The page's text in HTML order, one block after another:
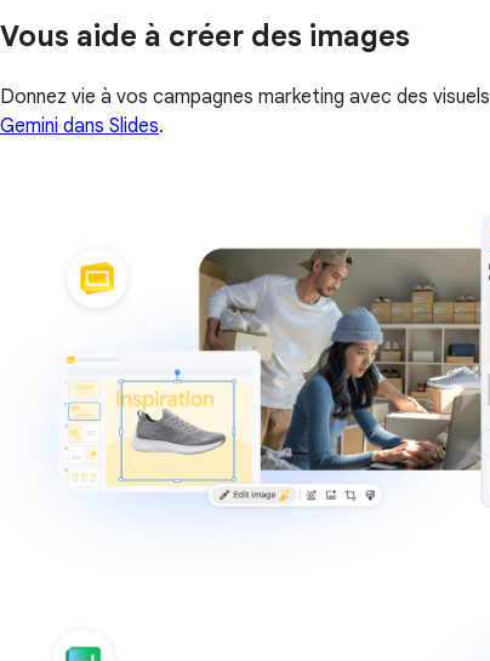
Vous aide à créer des images
Donnez vie à vos campagnes marketing avec des
Gemini dans Slides.